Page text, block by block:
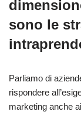
sono le
Parliamo di
rispondere
marketing anche